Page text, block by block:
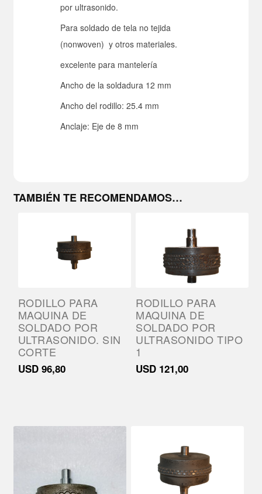
por ultrasonido.
Para soldado de tela no tejida
(nonwoven) y otros materiales.
excelente para mantelería
Ancho de la soldadura 12 mm
Ancho del rodillo: 25.4 mm
Anclaje: Eje de 8 mm
TAMBIÉN TE RECOMENDAMOS…
RODILLO PARA
MAQUINA DE
SOLDADO POR
ULTRASONIDO. SIN
CORTE
USD 96,80
RODILLO PARA
MAQUINA DE
SOLDADO POR
ULTRASONIDO TIPO
1
USD 121,00